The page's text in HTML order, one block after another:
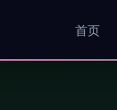
首页